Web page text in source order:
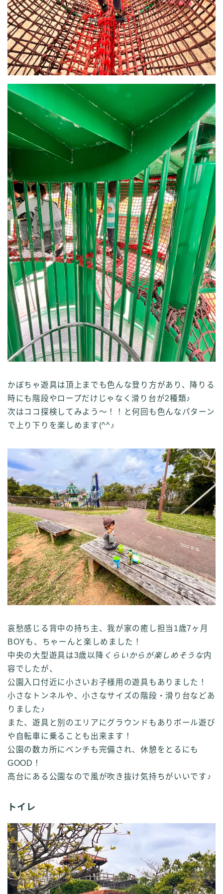
かぼちゃ遊具は頂上までも色んな登り方があり、降りる
時にも階段やロープだけじゃなく滑り台が2種類♪
次はココ探検してみよう～！！と何回も色んなパターン
で上り下りを楽しめます(^^♪
哀愁感じる背中の持ち主、我が家の癒し担当1歳7ヶ月
BOYも、ちゃーんと楽しめました！
中央の大型遊具は3歳以降 くらいからが楽しめそうな内
容でしたが、
公園入口付近に小さいお子様用の遊具もありました！
小さなトンネルや、小さなサイズの階段・滑り台などあ
りました♪
また、遊具と別のエリアにグラウンドもありボール遊び
や自転車に乗ることも出来ます！
公園の数カ所にベンチも完備され、休憩をとるにも
GOOD！
高台にある公園なので風が吹き抜け気持ちがいいです♪
トイレ